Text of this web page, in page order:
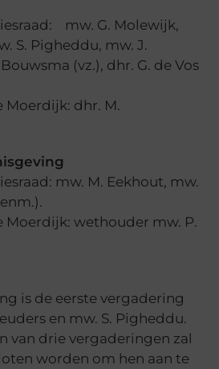
mw. G. Molewijk,
S. Pigheddu, mw. J.
(vz.), dhr. G. de Vos
Moerdijk: dhr. M.
mw. M. Eekhout, mw.
Moerdijk: wethouder mw. P.
is de eerste vergadering
en mw. S. Pigheddu.
van drie vergaderingen zal
worden om hen aan te